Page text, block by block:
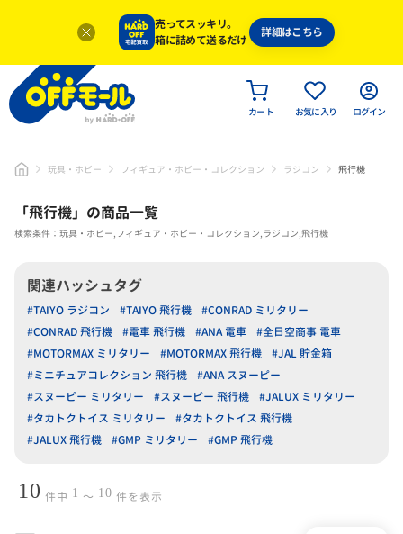
売ってスッキリ。
箱に詰めて送るだけ
詳細はこちら
カート お気に入り ログイン
玩具・ホビー フィギュア・ホビー・コレクション ラジコン 飛行機
「飛行機」 の商品一覧
検索条件：玩具・ホビー,フィギュア・ホビー・コレクション,ラジコン,飛行機
関連ハッシュタグ
#TAIYO ラジコン #TAIYO 飛行機
#CONRAD ミリタリー
#CONRAD 飛行機
#電車 飛行機 #ANA 電車
#全日空商事 電車
#MOTORMAX ミリタリー
#MOTORMAX 飛行機
#JAL 貯金箱
#ミニチュアコレクション 飛行機
#ANA スヌーピー
#スヌーピー ミリタリー
#スヌーピー 飛行機
#JALUX ミリタリー
#タカトクトイス ミリタリー
#タカトクトイス 飛行機
#JALUX 飛行機
#GMP ミリタリー #GMP 飛行機
10 件中 1 〜 10 件を表示